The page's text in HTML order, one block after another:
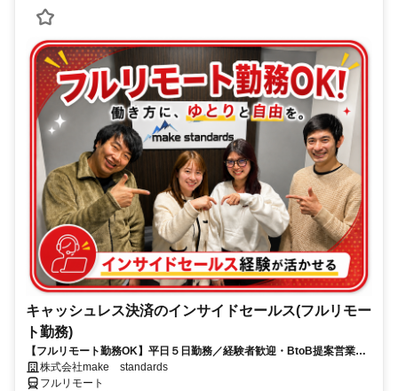
キャッシュレス決済のインサイドセールス(フルリモー
ト勤務)
【フルリモート勤務OK】平日５日勤務／経験者歓迎・BtoB提案営業で
スキルアップ
株式会社make standards
フルリモート